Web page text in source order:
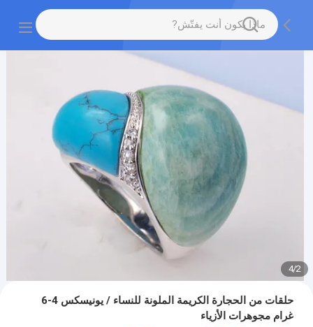
2
/
4
حلقات من الحجارة الكريمة الملونة للنساء / يونيسكس 4-6
غرام مجوهرات الأزياء